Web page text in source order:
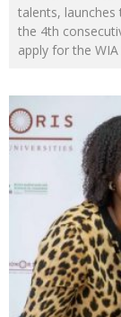
talents,
the 4th
apply for the